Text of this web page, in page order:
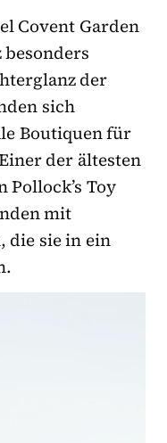
Covent Garden
der
sich
Boutiquen für
der ältesten
Toy
mit
die sie in ein